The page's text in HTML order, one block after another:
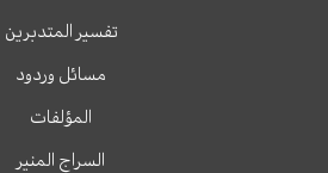
تفسير المتدبرين
مسائل وردود
المؤلفات
السراج المنير